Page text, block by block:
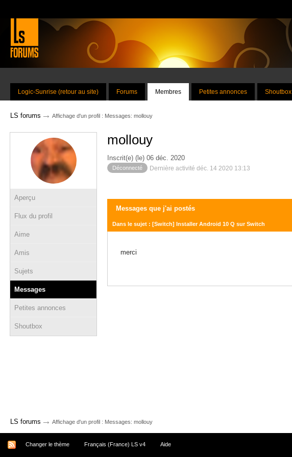
Logic-Sunrise (retour au site) Forums Membres Petites annonces Shoutbox
LS forums → Affichage d'un profil : Messages: mollouy
Aperçu
Flux du profil
Aime
Amis
Sujets
Messages
Petites annonces
Shoutbox
mollouy
Inscrit(e) (le) 06 déc. 2020
Déconnecté Dernière activité déc. 14 2020 13:13
Messages que j'ai postés
Dans le sujet : [Switch] Installer Android 10 Q sur Switch
merci
LS forums → Affichage d'un profil : Messages: mollouy
Changer le thème Français (France) LS v4 Aide